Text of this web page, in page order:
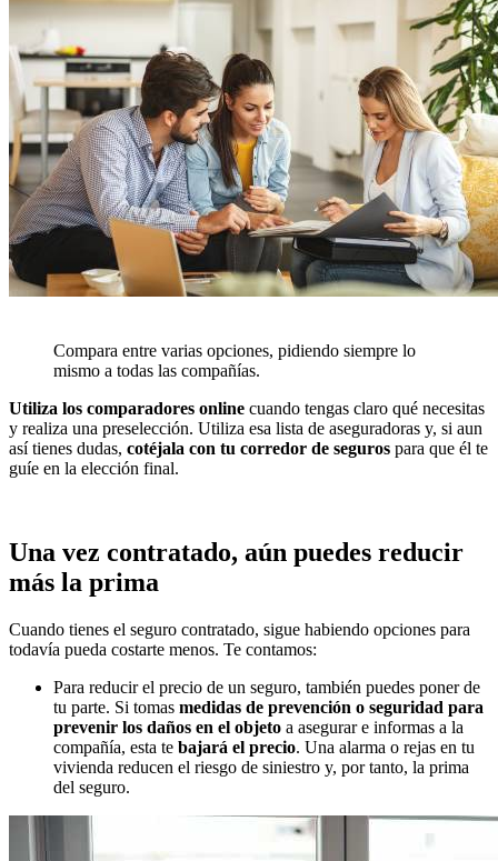
Compara entre varias opciones, pidiendo siempre lo
mismo a todas las compañías.
Utiliza los comparadores online cuando tengas claro qué necesitas
y realiza una preselección. Utiliza esa lista de aseguradoras y, si aun
así tienes dudas, cotéjala con tu corredor de seguros para que él te
guíe en la elección final.
Una vez contratado, aún puedes reducir
más la prima
Cuando tienes el seguro contratado, sigue habiendo opciones para
todavía pueda costarte menos. Te contamos:
Para reducir el precio de un seguro, también puedes poner de
tu parte. Si tomas medidas de prevención o seguridad para
prevenir los daños en el objeto a asegurar e informas a la
compañía, esta te bajará el precio. Una alarma o rejas en tu
vivienda reducen el riesgo de siniestro y, por tanto, la prima
del seguro.